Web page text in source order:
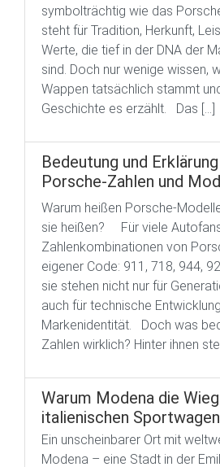
symbolträchtig wie das
steht für Tradition, Herkunft,
Werte, die tief in der DNA der
sind. Doch nur wenige wissen,
Wappen tatsächlich stammt
Geschichte es erzählt. Das […]
Bedeutung und
Porsche-Zahlen und
Warum heißen Porsche-
sie heißen? Für viele
Zahlenkombinationen von
eigener Code: 911, 718, 944,
sie stehen nicht nur für
auch für technische
Markenidentität. Doch was
Zahlen wirklich? Hinter ihnen
Warum Modena die
italienischen
Ein unscheinbarer Ort mit
Modena – eine Stadt in der